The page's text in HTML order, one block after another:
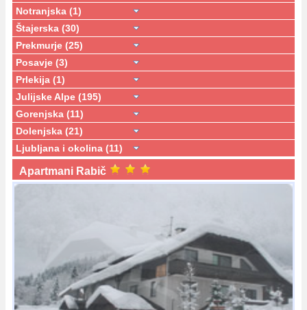
Notranjska (1)
Štajerska (30)
Prekmurje (25)
Posavje (3)
Prlekija (1)
Julijske Alpe (195)
Gorenjska (11)
Dolenjska (21)
Ljubljana i okolina (11)
Apartmani Rabič